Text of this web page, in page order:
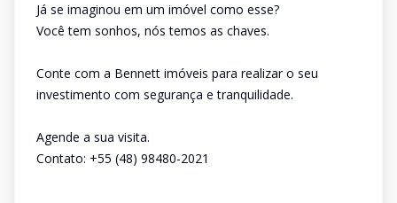
Já se imaginou em um imóvel como esse?
Você tem sonhos, nós temos as chaves.
Conte com a Bennett imóveis para realizar o seu
investimento com segurança e tranquilidade.
Agende a sua visita.
Contato: +55 (48) 98480-2021